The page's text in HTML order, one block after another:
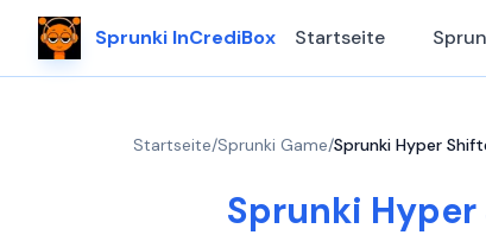
Sprunki InCrediBox Startseite
Startseite/Sprunki Game/Sprunki Hyper
Sprunki